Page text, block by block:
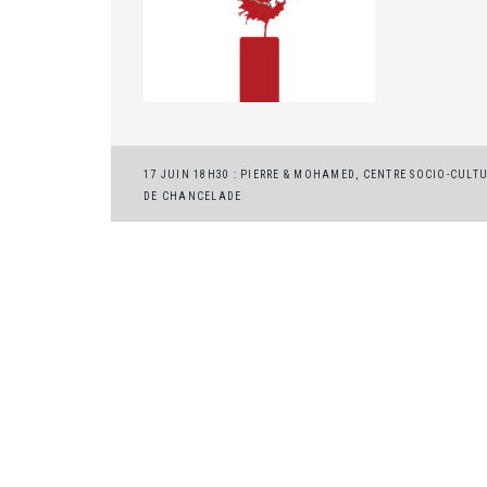
Navigation
de
17 JUIN 18H30 : PIERRE & MOHAMED, CENTRE SOCIO-
DE CHANCELADE